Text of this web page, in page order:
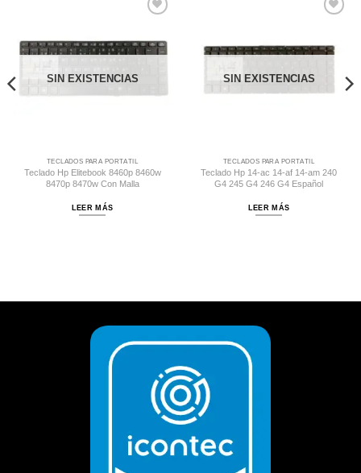
SIN EXISTENCIAS
TECLADOS PARA PORTÁTIL
Teclado Hp Elitebook 8460p 8460w
8470p 8470w Con Malla
LEER MÁS
SIN EXISTENCIAS
TECLADOS PARA PORTÁTIL
Teclado Hp 14-ac 14-af 14-am 240
G4 245 G4 246 G4 Español
LEER MÁS